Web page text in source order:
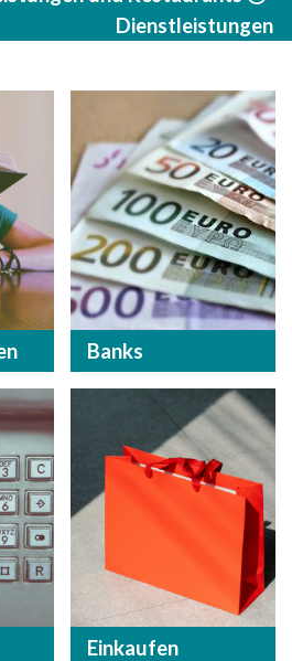
Dienstleistungen
Banks
Einkaufen